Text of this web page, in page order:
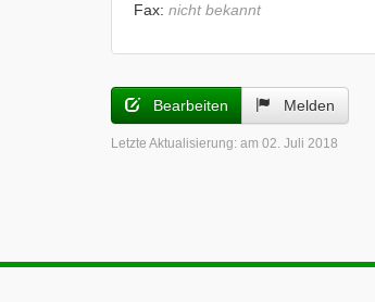
Fax: nicht bekannt
Bearbeiten Melden
Letzte Aktualisierung: am 02. Juli 2018